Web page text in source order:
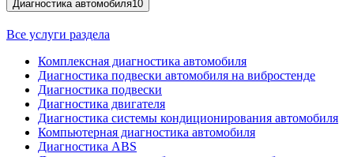
Диагностика автомобиля10
Все услуги раздела
Комплексная диагностика автомобиля
Диагностика подвески автомобиля на вибростенде
Диагностика подвески
Диагностика двигателя
Диагностика системы кондиционирования автомобиля
Компьютерная диагностика автомобиля
Диагностика ABS